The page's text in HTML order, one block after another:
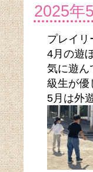
2025年
プレイリ
4月の遊
気に遊ん
級生が優
5月は外